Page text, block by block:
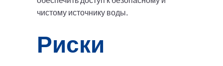
чистому источнику воды.
Риски